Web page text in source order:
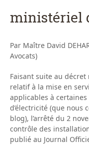
ministériel
Par Maître David
Avocats)
Faisant suite au décret
relatif à la mise en
applicables à
d’électricité (que nous
blog), l’arrêté du 2
contrôle des
publié au Journal